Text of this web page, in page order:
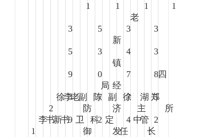
2
1
徐
李
李
书
老
新
副
书
1
3
5
9
3
9
陈
卫
局
防
御
副
科
1
5
3
0
7
2
徐
定
老
新
镇
经
济
发
主
任
1
3
4
7
7
4
郑
中
四
湖
管
所
长
1
3
3
8
5
2